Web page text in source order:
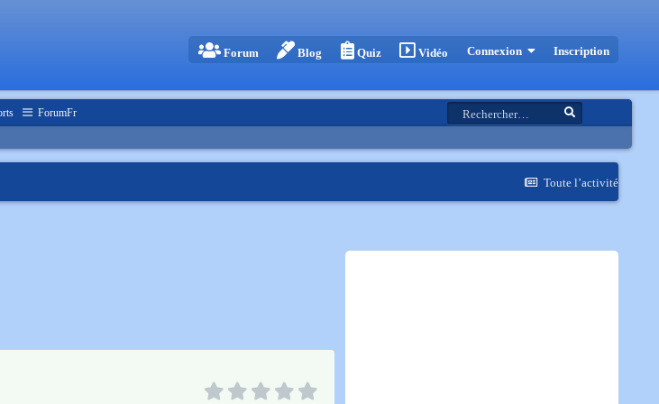
Forum Blog Quiz Vidéo Connexion Inscription
ForumFr
Toute l’activité